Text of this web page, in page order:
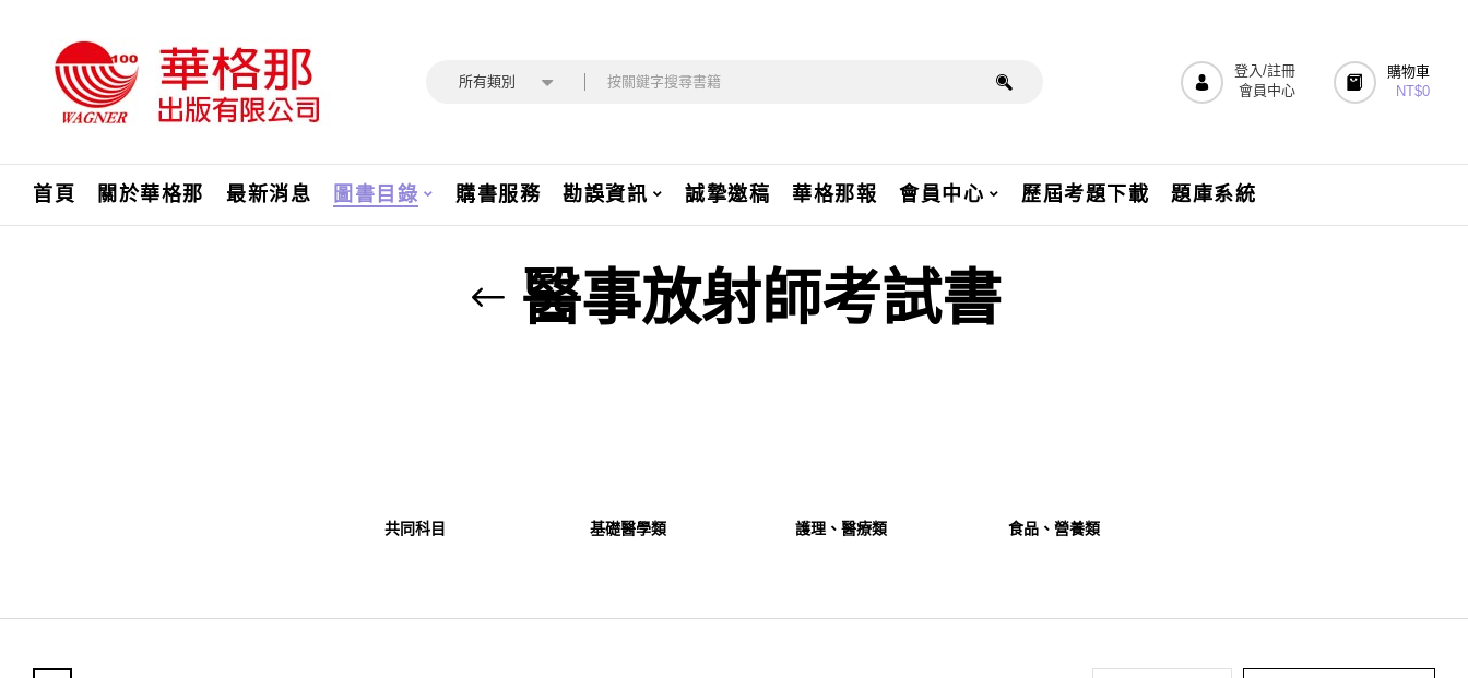
所有類別
登入/註冊
會員中心
購物車
NT$0
首頁 關於華格那 最新消息 圖書目錄 購書服務 勘誤資訊 誠摯邀稿 華格那報 會員中心 歷屆考題下載 題庫系統
醫事放射師考試書
共同科目 基礎醫學類 護理、醫療類 食品、營養類